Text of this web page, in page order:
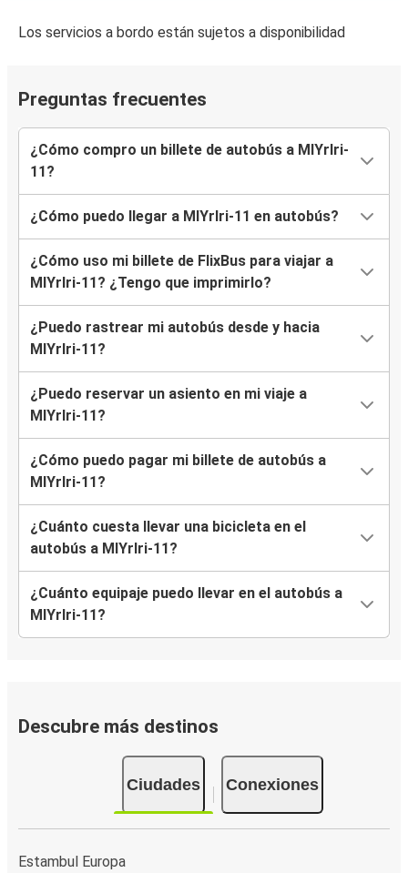
Los servicios a bordo están sujetos a disponibilidad
Preguntas frecuentes
¿Cómo compro un billete de autobús a MlYrlri-
11?
¿Cómo puedo llegar a MlYrlri-11 en autobús?
¿Cómo uso mi billete de FlixBus para viajar a
MlYrlri-11? ¿Tengo que imprimirlo?
¿Puedo rastrear mi autobús desde y hacia
MlYrlri-11?
¿Puedo reservar un asiento en mi viaje a
MlYrlri-11?
¿Cómo puedo pagar mi billete de autobús a
MlYrlri-11?
¿Cuánto cuesta llevar una bicicleta en el
autobús a MlYrlri-11?
¿Cuánto equipaje puedo llevar en el autobús a
MlYrlri-11?
Descubre más destinos
Ciudades Conexiones
Estambul Europa